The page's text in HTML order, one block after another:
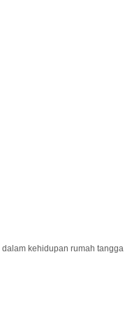
kehidupan rumah tangga